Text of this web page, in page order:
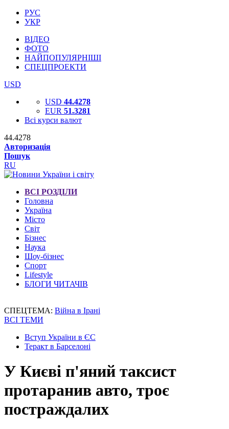
РУС
УКР
ВІДЕО
ФОТО
НАЙПОПУЛЯРНІШІ
СПЕЦПРОЕКТИ
USD
USD 44.4278
EUR 51.3281
Всі курси валют
44.4278
Авторизація
Пошук
RU
ВСІ РОЗДІЛИ
Головна
Україна
Місто
Світ
Бізнес
Наука
Шоу-бізнес
Спорт
Lifestyle
БЛОГИ ЧИТАЧІВ
СПЕЦТЕМА: Війна в Ірані
ВСІ ТЕМИ
Вступ України в ЄС
Теракт в Барселоні
У Києві п'яний таксист
протаранив авто, троє
постраждалих